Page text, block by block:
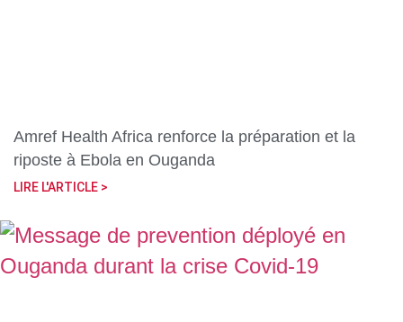
Amref Health Africa renforce la préparation et la
riposte à Ebola en Ouganda
LIRE L'ARTICLE >